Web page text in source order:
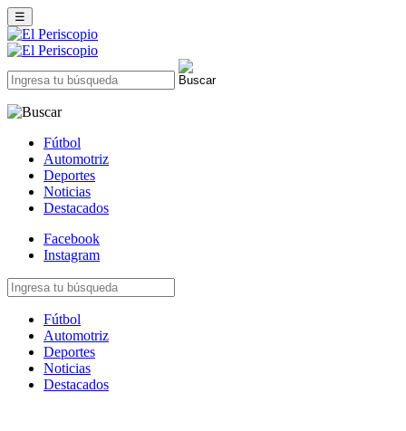
☰
Fútbol
Automotriz
Deportes
Noticias
Destacados
Facebook
Instagram
Fútbol
Automotriz
Deportes
Noticias
Destacados